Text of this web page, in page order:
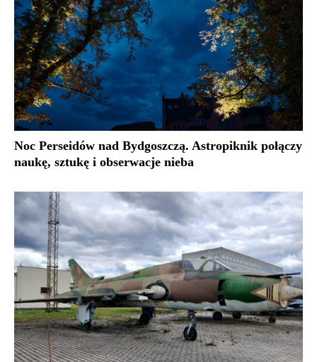
Noc Perseidów nad Bydgoszczą. Astropiknik połączy
naukę, sztukę i obserwacje nieba